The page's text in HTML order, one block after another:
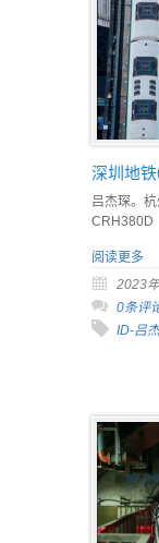
深圳地
吕杰琛。
CRH380D
阅读更多
2023
0条评
ID-吕